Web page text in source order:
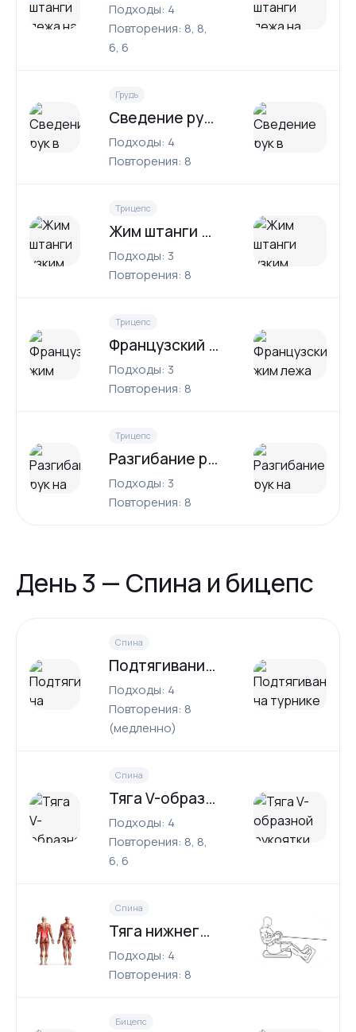
Подходы: 4
Повторения: 8, 8,
6, 6
Грудь
Сведение рук в кроссовере
Подходы: 4
Повторения: 8
Трицепс
Жим штанги узким хватом
Подходы: 3
Повторения: 8
Трицепс
Французский жим лежа
Подходы: 3
Повторения: 8
Трицепс
Разгибание рук на верхнем блоке
Подходы: 3
Повторения: 8
День 3 — Спина и бицепс
Спина
Подтягивания на турнике
Подходы: 4
Повторения: 8
(медленно)
Спина
Тяга V-образной рукоятки
Подходы: 4
Повторения: 8, 8,
6, 6
Спина
Тяга нижнего блока
Подходы: 4
Повторения: 8
Бицепс